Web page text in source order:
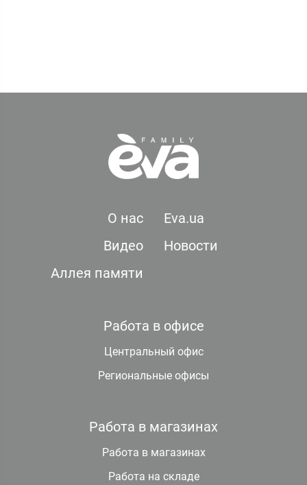
О нас
Eva.ua
Видео
Новости
Аллея памяти
Работа в офисе
Центральный офис
Региональные офисы
Работа в магазинах
Работа в магазинах
Работа на складе